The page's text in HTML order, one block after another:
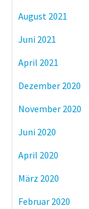
August 2021
Juni 2021
April 2021
Dezember 2020
November 2020
Juni 2020
April 2020
März 2020
Februar 2020